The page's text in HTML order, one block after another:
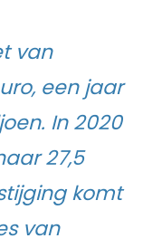
van
een jaar
In 2020
27,5
komt
van